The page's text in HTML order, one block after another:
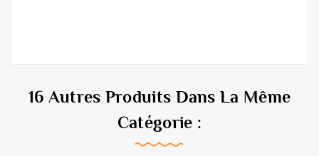
16 Autres Produits Dans La Même
Catégorie :